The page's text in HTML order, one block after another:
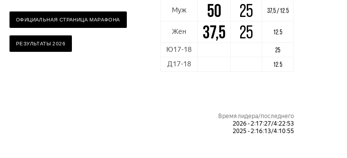
ОФИЦИАЛЬНАЯ СТРАНИЦА МАРАФОНА
РЕЗУЛЬТАТЫ 2026
Муж 50 25 37,5 / 12.5
Жен 37,5 25 12.5
Ю17-18 25
Д17-18 12.5
Время лидера/последнего
2026 - 2:17:27/4:22:53
2025 - 2:16:13/4:10:55